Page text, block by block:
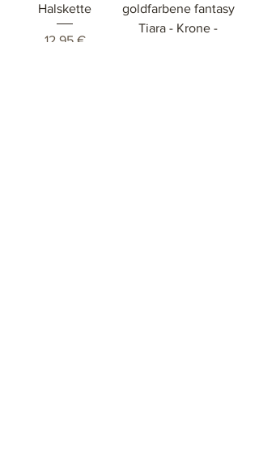
Halskette
Preis
12,95 €
goldfarbene fantasy
Tiara - Krone -